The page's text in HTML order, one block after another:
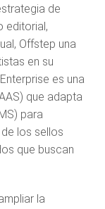
de
editorial,
Offstep una
en su
es una
que adapta
para
los sellos
que buscan
la